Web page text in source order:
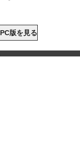
PC版を見る